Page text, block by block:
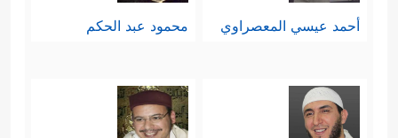
أحمد عيسي المعصراوي محمود عبد الحكم